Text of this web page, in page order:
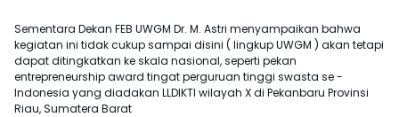
Sementara Dekan FEB UWGM Dr. M. Astri menyampaikan bahwa
kegiatan ini tidak cukup sampai disini ( lingkup UWGM ) akan tetapi
dapat ditingkatkan ke skala nasional, seperti pekan
entrepreneurship award tingat perguruan tinggi swasta se -
Indonesia yang diadakan LLDIKTI wilayah X di Pekanbaru Provinsi
Riau, Sumatera Barat